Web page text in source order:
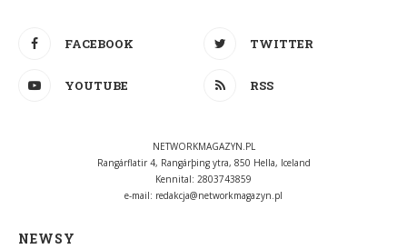
FACEBOOK TWITTER
YOUTUBE RSS
NETWORKMAGAZYN.PL
Rangárflatir 4, Rangárþing ytra, 850 Hella, Iceland
Kennital: 2803743859
e-mail: redakcja@networkmagazyn.pl
NEWSY